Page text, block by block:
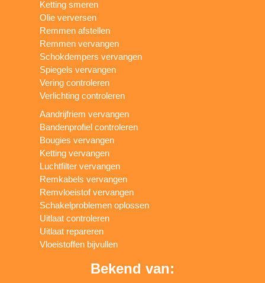
Ketting smeren
Olie verversen
Remmen afstellen
Remmen vervangen
Schokdempers vervangen
Spiegels vervangen
Vering controleren
Verlichting controleren
Aandrijfriem vervangen
Bandenprofiel controleren
Bougies vervangen
Ketting vervangen
Luchtfilter vervangen
Remkabels vervangen
Remvloeistof vervangen
Schakelproblemen oplossen
Uitlaat controleren
Uitlaat repareren
Vloeistoffen bijvullen
Bekend van: